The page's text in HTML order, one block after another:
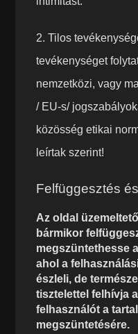
2. Tilos
tevékenységet
nemzetközi, vagy
/ EU-s/
közösség etikai
leírtak szerint!
Felfüggesztés
Az oldal
bármikor
megszüntethesse
ahol a
észleli, de
tisztelettel felhívja
felhasználót a
megszüntetésére.